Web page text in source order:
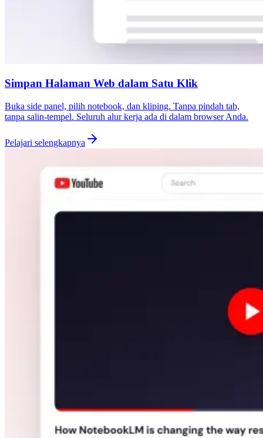
Simpan Halaman Web dalam Satu Klik
Buka side panel, pilih notebook, dan kliping. Tanpa pindah tab,
tanpa salin-tempel. Seluruh alur kerja ada di dalam browser Anda.
Pelajari selengkapnya